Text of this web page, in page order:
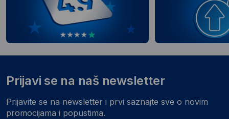
Prijavi se na naš newsletter
Prijavite se na newsletter i prvi saznajte sve o novim
promocijama i popustima.